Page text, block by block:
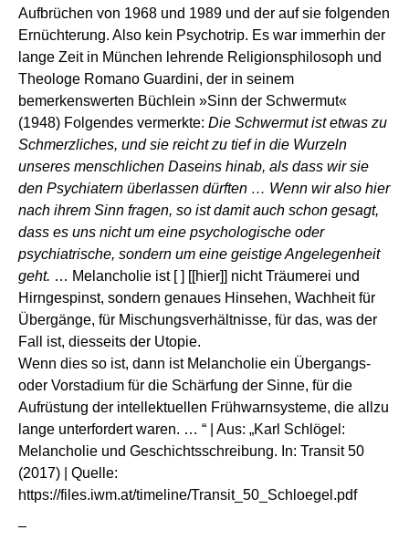
Aufbrüchen von 1968 und 1989 und der auf sie folgenden
Ernüchterung. Also kein Psychotrip. Es war immerhin der
lange Zeit in München lehrende Religionsphilosoph und
Theologe Romano Guardini, der in seinem
bemerkenswerten Büchlein »Sinn der Schwermut«
(1948) Folgendes vermerkte: Die Schwermut ist etwas zu
Schmerzliches, und sie reicht zu tief in die Wurzeln
unseres menschlichen Daseins hinab, als dass wir sie
den Psychiatern überlassen dürften … Wenn wir also hier
nach ihrem Sinn fragen, so ist damit auch schon gesagt,
dass es uns nicht um eine psychologische oder
psychiatrische, sondern um eine geistige Angelegenheit
geht. … Melancholie ist [ ] [[hier]] nicht Träumerei und
Hirngespinst, sondern genaues Hinsehen, Wachheit für
Übergänge, für Mischungsverhältnisse, für das, was der
Fall ist, diesseits der Utopie.
Wenn dies so ist, dann ist Melancholie ein Übergangs-
oder Vorstadium für die Schärfung der Sinne, für die
Aufrüstung der intellektuellen Frühwarnsysteme, die allzu
lange unterfordert waren. … “ | Aus: „Karl Schlögel:
Melancholie und Geschichtsschreibung. In: Transit 50
(2017) | Quelle:
https://files.iwm.at/timeline/Transit_50_Schloegel.pdf
–